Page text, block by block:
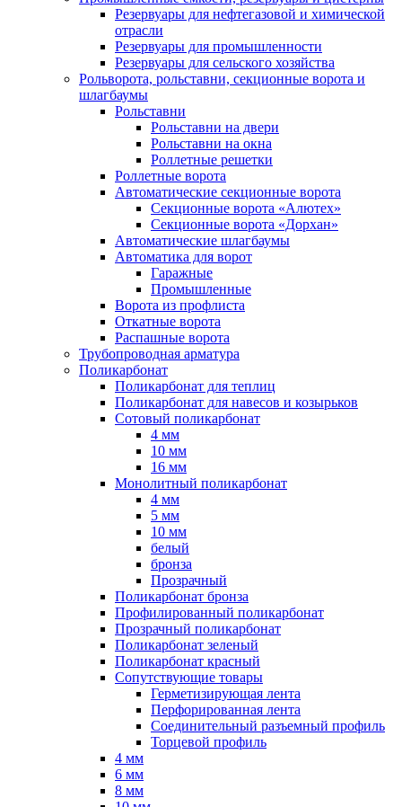
Резервуары для нефтегазовой и химической
отрасли
Резервуары для промышленности
Резервуары для сельского хозяйства
Рольворота, рольставни, секционные ворота и
шлагбаумы
Рольставни
Рольставни на двери
Рольставни на окна
Роллетные решетки
Роллетные ворота
Автоматические секционные ворота
Секционные ворота «Алютех»
Секционные ворота «Дорхан»
Автоматические шлагбаумы
Автоматика для ворот
Гаражные
Промышленные
Ворота из профлиста
Откатные ворота
Распашные ворота
Трубопроводная арматура
Поликарбонат
Поликарбонат для теплиц
Поликарбонат для навесов и козырьков
Сотовый поликарбонат
4 мм
10 мм
16 мм
Монолитный поликарбонат
4 мм
5 мм
10 мм
белый
бронза
Прозрачный
Поликарбонат бронза
Профилированный поликарбонат
Прозрачный поликарбонат
Поликарбонат зеленый
Поликарбонат красный
Сопутствующие товары
Герметизирующая лента
Перфорированная лента
Соединительный разъемный профиль
Торцевой профиль
4 мм
6 мм
8 мм